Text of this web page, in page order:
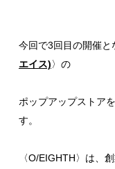
今回で3回目の開催と
エイス)〉の
ポップアップストア
す。
〈O/EIGHTH〉は、